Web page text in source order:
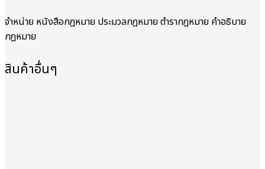
จำหน่าย หนังสือกฎหมาย ประมวลกฎหมาย ตำรากฎหมาย คำอธิบาย
กฎหมาย
สินค้าอื่นๆ